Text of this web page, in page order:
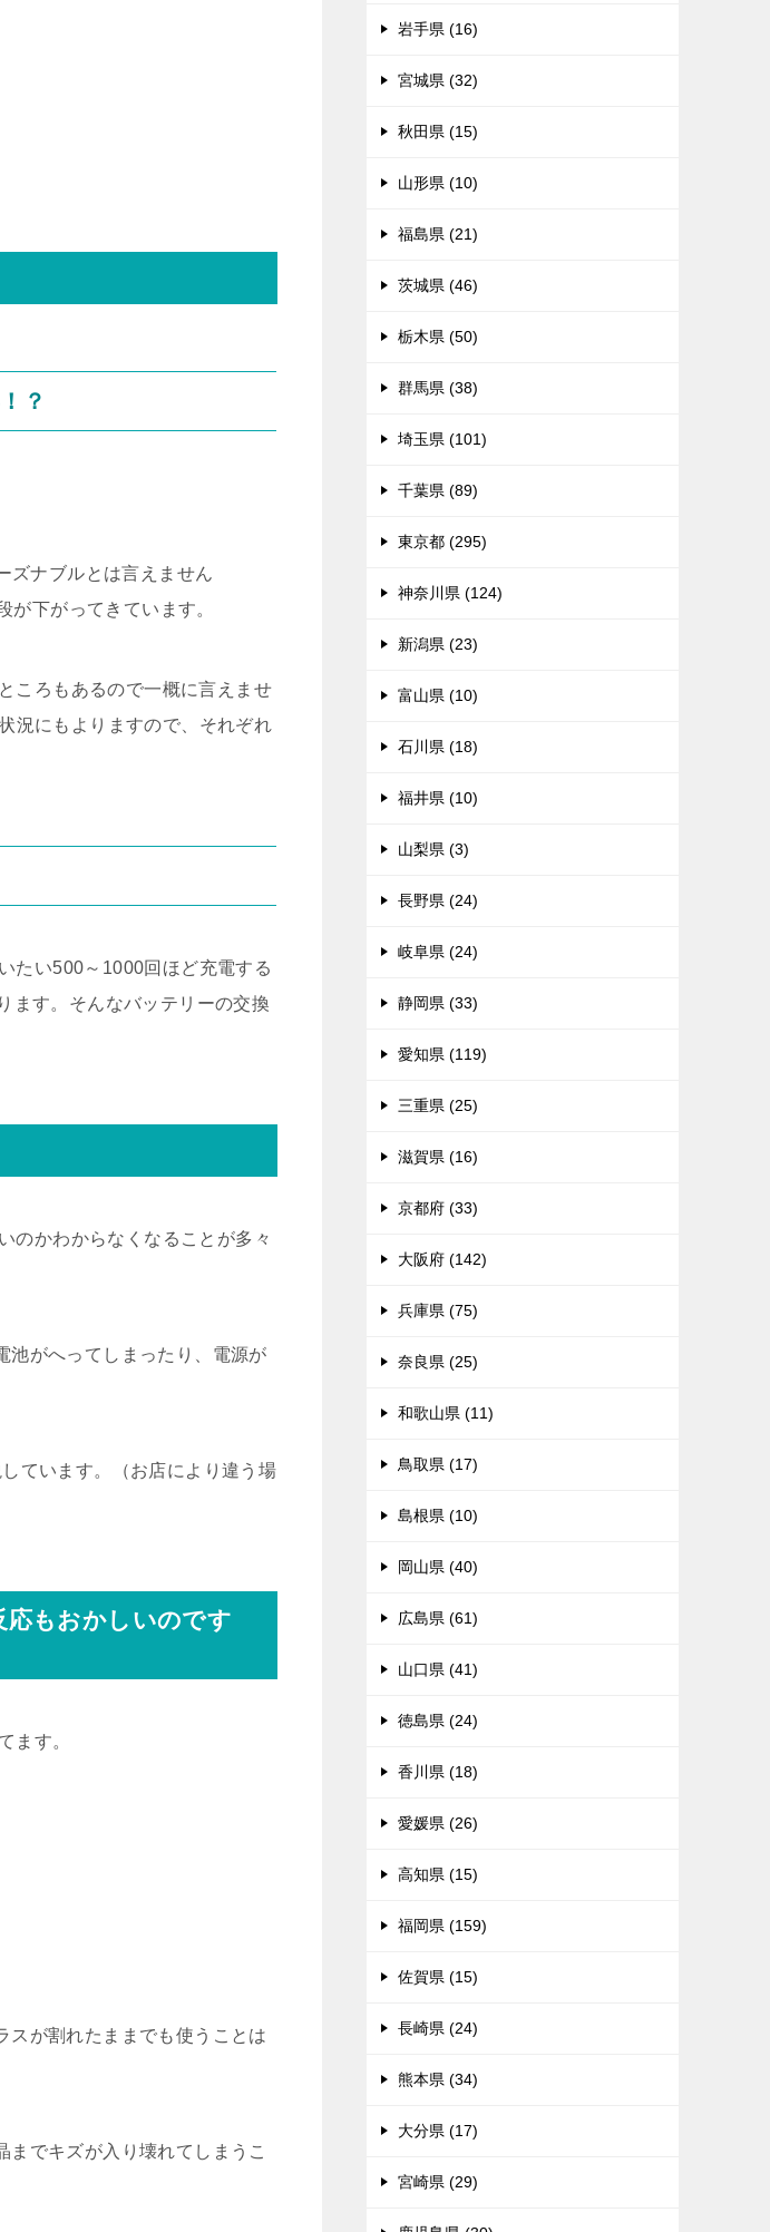
？
ズナブルとは言えません
が下がってきています。
ころもあるので一概に言えませ
況にもよりますので、それぞれ
たい500～1000回ほど充電する
ます。そんなバッテリーの交換
のかわからなくなることが多々
池がへってしまったり、電源が
ています。（お店により違う場
応もおかしいのです
ます。
スが割れたままでも使うことは
でキズが入り壊れてしまうこ
岩手県 (16)
宮城県 (32)
秋田県 (15)
山形県 (10)
福島県 (21)
茨城県 (46)
栃木県 (50)
群馬県 (38)
埼玉県 (101)
千葉県 (89)
東京都 (295)
神奈川県 (124)
新潟県 (23)
富山県 (10)
石川県 (18)
福井県 (10)
山梨県 (3)
長野県 (24)
岐阜県 (24)
静岡県 (33)
愛知県 (119)
三重県 (25)
滋賀県 (16)
京都府 (33)
大阪府 (142)
兵庫県 (75)
奈良県 (25)
和歌山県 (11)
鳥取県 (17)
島根県 (10)
岡山県 (40)
広島県 (61)
山口県 (41)
徳島県 (24)
香川県 (18)
愛媛県 (26)
高知県 (15)
福岡県 (159)
佐賀県 (15)
長崎県 (24)
熊本県 (34)
大分県 (17)
宮崎県 (29)